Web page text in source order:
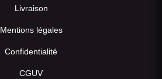
Livraison
Mentions légales
Confidentialité
CGUV